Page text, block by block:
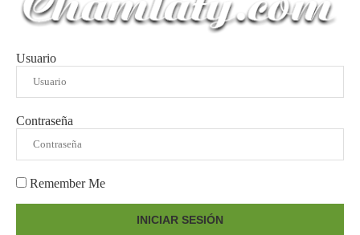
Usuario
Contraseña
Remember Me
INICIAR SESIÓN